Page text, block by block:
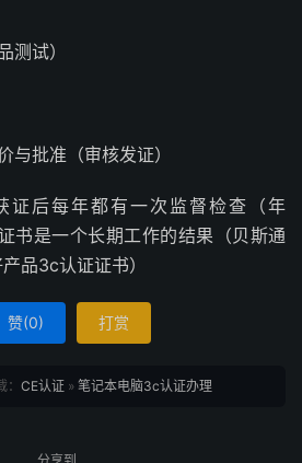
测试）
与批准（审核发证）
证后每年都有一次监督检查（年
书是一个长期工作的结果（贝斯通
品3c认证证书）
赞(0) 打赏
CE认证» 笔记本电脑3c认证办理